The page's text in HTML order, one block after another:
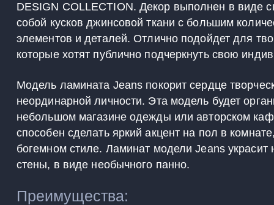
DESIGN COLLECTION. Декор выполнен в виде
собой кусков джинсовой ткани с большим
элементов и деталей. Отлично подойдет для
которые хотят публично подчеркнуть свою
Модель ламината Jeans покорит сердце
неординарной личности. Эта модель будет
небольшом магазине одежды или авторском
способен сделать яркий акцент на пол в
богемном стиле. Ламинат модели Jeans украсит
стены, в виде необычного панно.
Преимущества: